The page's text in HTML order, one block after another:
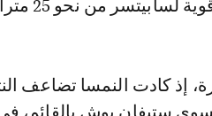
من نحو 25 مترا.
إذ كادت النمسا تضاعف
ستيفان بوش بالقائم،